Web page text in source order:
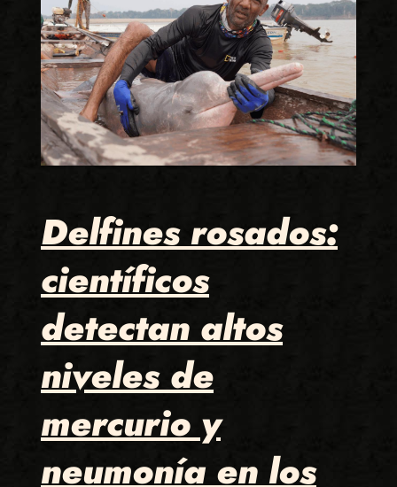
Delfines rosados:
científicos
detectan altos
niveles de
mercurio y
neumonía en los